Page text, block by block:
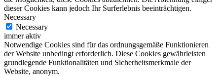
dieser Cookies kann jedoch Ihr Surferlebnis beeinträchtigen.
Necessary
Necessary
immer aktiv
Notwendige Cookies sind für das ordnungsgemäße Funktionieren
der Website unbedingt erforderlich. Diese Cookies gewährleisten
grundlegende Funktionalitäten und Sicherheitsmerkmale der
Website, anonym.